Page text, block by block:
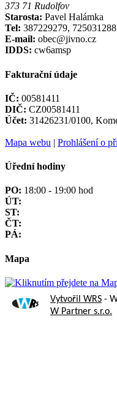
373 71 Rudolfov
Starosta: Pavel Halámka
Tel: 387229279, 725031288
E-mail: obec@jivno.cz
IDDS: cw6amsp
Fakturační údaje
IČ: 00581411
DIČ: CZ00581411
Účet: 31426231/0100,
Mapa webu | Prohlášení o
Úřední hodiny
PO: 18:00 - 19:00 hod
ÚT:
ST:
ČT:
PÁ:
Mapa
Vytvořil WRS -
W Partner s.r.o.